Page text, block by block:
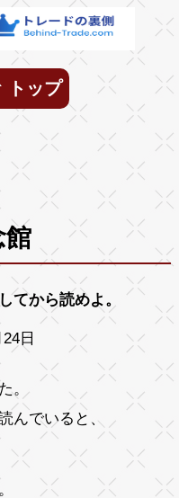
トップ
館
てから読めよ。
日
。
んでいると、